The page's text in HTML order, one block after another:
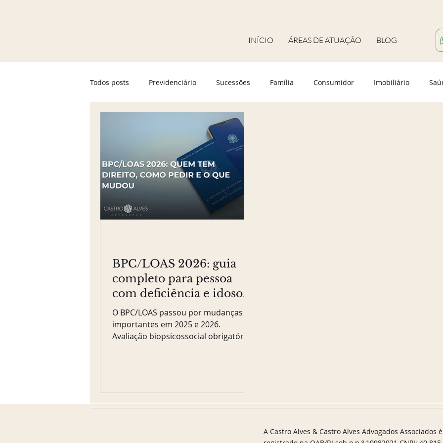
INÍCIO ÁREAS DE ATUAÇÃO BLOG
Todos posts Previdenciário Sucessões Família Consumidor Imobiliário
BPC/LOAS 2026: guia
completo para pessoa
com deficiência e idoso
de baixa renda
O BPC/LOAS passou por mudanças
importantes em 2025 e 2026.
Avaliação biopsicossocial obrigatória,
pedir.
A Castro Alves & Castro Alves Advogados Associados